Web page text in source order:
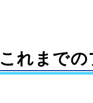
これまで